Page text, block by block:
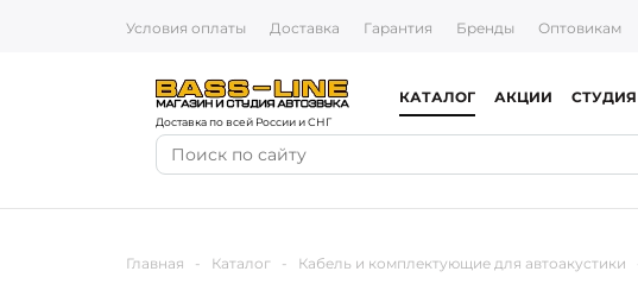
Условия оплаты Доставка Гарантия Бренды Оптовикам
Доставка по всей России и СНГ
КАТАЛОГ АКЦИИ
Главная - Каталог - Кабель и комплектующие для автоакустики